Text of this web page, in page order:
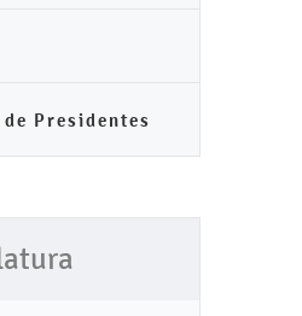
Presidentes